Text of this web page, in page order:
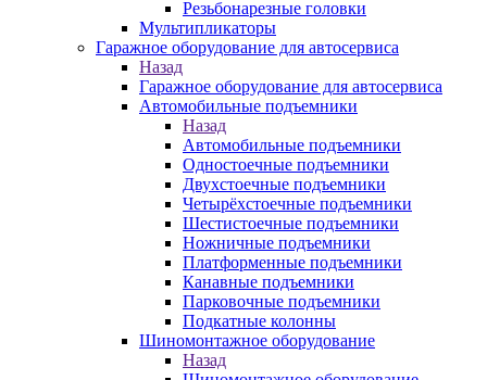
Резьбонарезные головки
Мультипликаторы
Гаражное оборудование для автосервиса
Назад
Гаражное оборудование для автосервиса
Автомобильные подъемники
Назад
Автомобильные подъемники
Одностоечные подъемники
Двухстоечные подъемники
Четырёхстоечные подъемники
Шестистоечные подъемники
Ножничные подъемники
Платформенные подъемники
Канавные подъемники
Парковочные подъемники
Подкатные колонны
Шиномонтажное оборудование
Назад